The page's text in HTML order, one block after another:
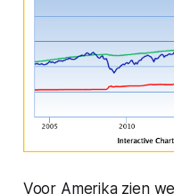
Voor Amerika zien